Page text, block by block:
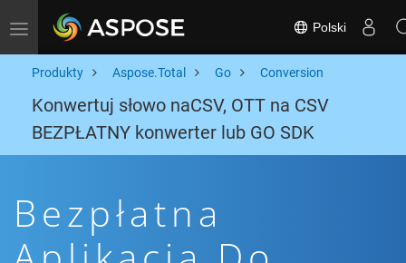
Toggle navigation Polski
Produkty Aspose.Total Go Conversion
Konwertuj słowo naCSV, OTT na CSV
BEZPŁATNY konwerter lub GO SDK
Bezpłatna